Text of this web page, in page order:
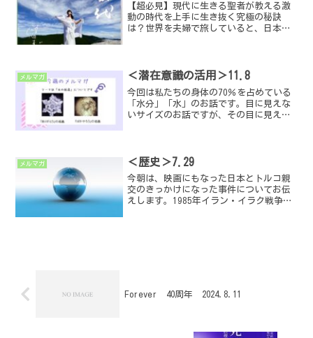
【超必見】現代に生きる聖者が教える激
動の時代を上手に生き抜く究極の秘訣
は？世界を夫婦で旅していると、日本の
則では、800年周期で西洋と...
メルマガ ＜潜在意識の活用＞11.8
今回は私たちの身体の70％を占めている
「水分」「水」のお話です。目に見えな
いサイズのお話ですが、その目に見えな
ついても大きく関係しま...
メルマガ ＜歴史＞7.29
今朝は、映画にもなった日本とトルコ親
交のきっかけになった事件についてお伝
えします。1985年イラン・イラク戦争の
Forever 40周年 2024.8.11